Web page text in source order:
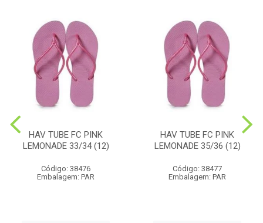
HAV TUBE FC PINK
LEMONADE 33/34 (12)
Código: 38476
Embalagem: PAR
HAV TUBE FC PINK
LEMONADE 35/36 (12)
Código: 38477
Embalagem: PAR